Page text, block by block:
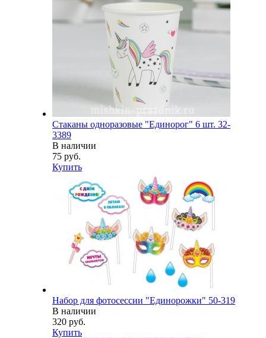
Стаканы одноразовые "Единорог" 6 шт. 32-
3389
В наличии
75 руб.
Купить
Набор для фотосессии "Единорожки" 50-319
В наличии
320 руб.
Купить